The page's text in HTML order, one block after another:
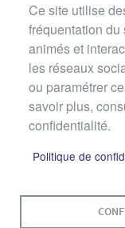
Ce site utilise
fréquentation
animés et
les réseaux
ou paramétrer
savoir plus,
confidentialité.
Politique de
MENU
PLAN DU SITE